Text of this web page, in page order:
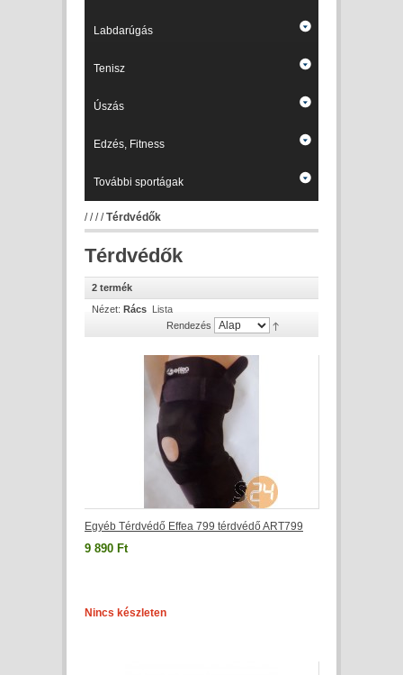
Labdarúgás
Tenisz
Úszás
Edzés, Fitness
További sportágak
////Térdvédők
Térdvédők
2 termék
Nézet: Rács Lista
Rendezés
Egyéb Térdvédő Effea 799 térdvédő ART799
9 890 Ft
Nincs készleten